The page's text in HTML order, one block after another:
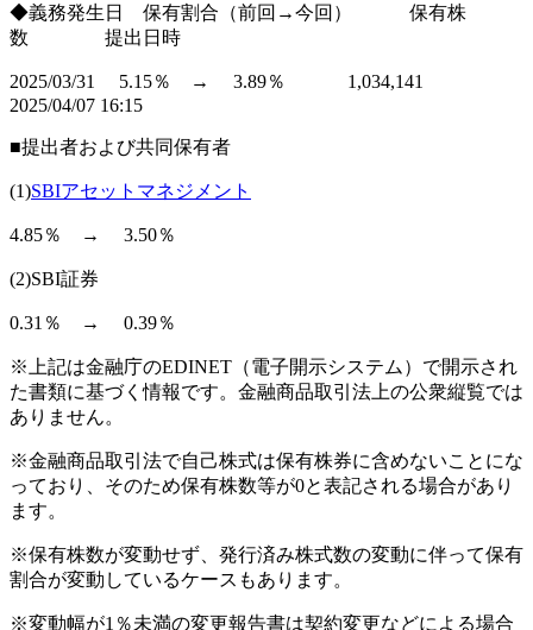
◆義務発生日 保有割合（前回→今回） 保有株
数 提出日時
2025/03/31 5.15％ → 3.89％ 1,034,141
2025/04/07 16:15
■提出者および共同保有者
(1)SBIアセットマネジメント
4.85％ → 3.50％
(2)SBI証券
0.31％ → 0.39％
※上記は金融庁のEDINET（電子開示システム）で開示され
た書類に基づく情報です。金融商品取引法上の公衆縦覧では
ありません。
※金融商品取引法で自己株式は保有株券に含めないことにな
っており、そのため保有株数等が0と表記される場合があり
ます。
※保有株数が変動せず、発行済み株式数の変動に伴って保有
割合が変動しているケースもあります。
※変動幅が1％未満の変更報告書は契約変更などによる場合